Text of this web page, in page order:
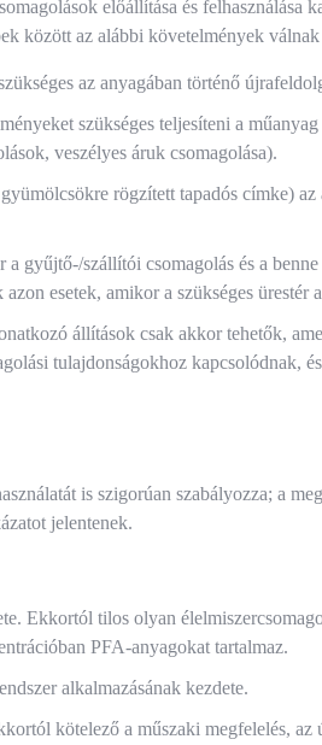
előállítása és felhasználása
között az alábbi követelmények
az anyagában történő
szükséges teljesíteni a
veszélyes áruk csomagolása).
rögzített tapadós címke)
gyűjtő-/szállítói csomagolás és a
esetek, amikor a szükséges ürestér
állítások csak akkor tehetők,
tulajdonságokhoz kapcsolódnak,
is szigorúan szabályozza; a
jelentenek.
Ekkortól tilos olyan
PFA‑anyagokat tartalmaz.
alkalmazásának kezdete.
kötelező a műszaki megfelelés, az